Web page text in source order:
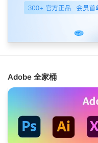
Adobe 全家桶